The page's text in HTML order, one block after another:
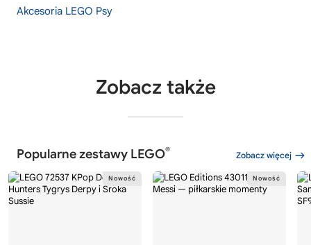
Akcesoria LEGO Psy
Zobacz także
Popularne zestawy LEGO® Zobacz więcej